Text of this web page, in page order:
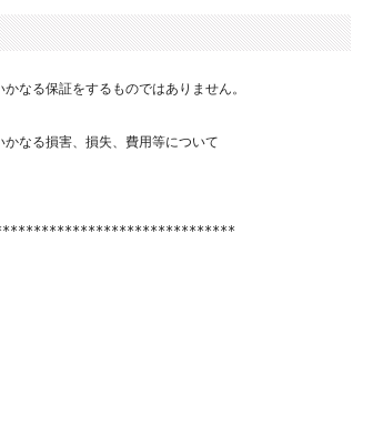
なる保証をするものではありません。
なる損害、損失、費用等について